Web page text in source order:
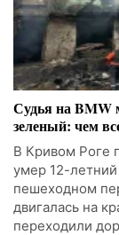
Судья на BMW
зеленый: чем
В Кривом Роге
умер 12-
пешеходном
двигалась на
переходили